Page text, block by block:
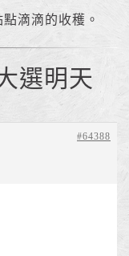
滴滴的收穫。
選明天
#64388